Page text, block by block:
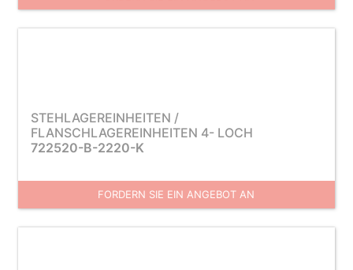
STEHLAGEREINHEITEN /
FLANSCHLAGEREINHEITEN 4- LOCH
722520-B-2220-K
FORDERN SIE EIN ANGEBOT AN